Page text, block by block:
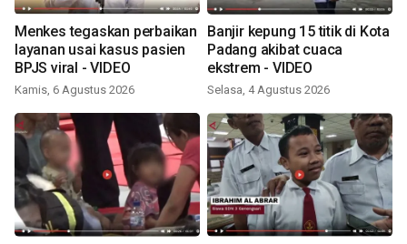
Menkes tegaskan perbaikan
layanan usai kasus pasien
BPJS viral - VIDEO
Kamis, 6 Agustus 2026
Banjir kepung 15 titik di Kota
Padang akibat cuaca
ekstrem - VIDEO
Selasa, 4 Agustus 2026